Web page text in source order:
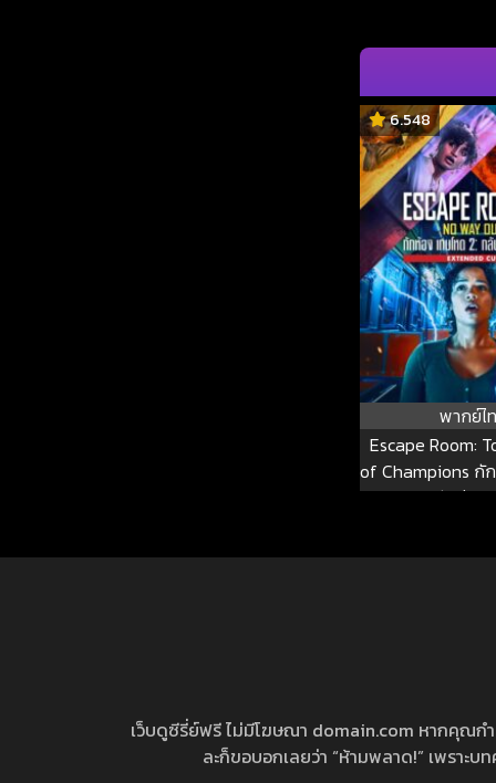
6.548
พากย์ไ
Escape Room:
of Champions กั
2 กลับสู่เก
เว็บดูซีรี่ย์ฟรี ไม่มีโฆษณา domain.com หากคุณก
ละก็ขอบอกเลยว่า “ห้ามพลาด!” เพราะ